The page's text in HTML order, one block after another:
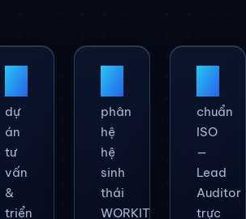
200
dự
án
tư
vấn
&
triển
80
phân
hệ
hệ
sinh
thái
WORKIT
5
chuẩn
ISO
—
Lead
Auditor
trực